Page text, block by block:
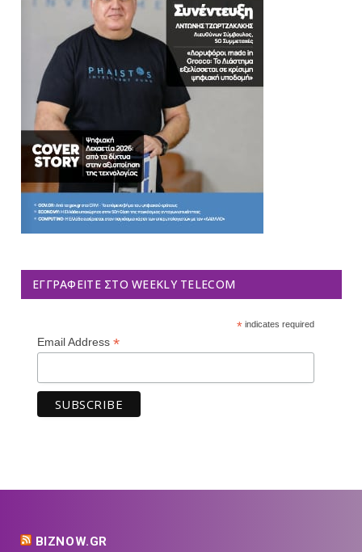
ΕΓΓΡΑΦΕΊΤΕ ΣΤΟ WEEKLY TELECOM
*indicates required
Email Address *
BIZNOW.GR